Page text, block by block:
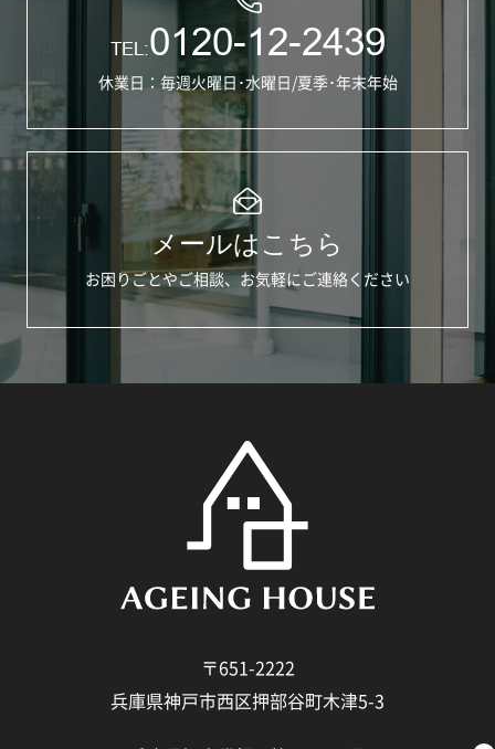
TEL:0120-12-2439
休業日：毎週火曜日･水曜日/夏季･年末年始
メールはこちら
お困りごとやご相談、お気軽にご連絡ください
〒651-2222
兵庫県神戸市西区押部谷町木津5-3